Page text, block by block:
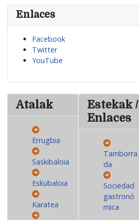
Enlaces
Facebook
Twitter
YouTube
Atalak
Errugbia
Saskibaloia
Eskubaloia
Karatea
Estekak /
Enlaces
Tamborra
da
Sociedad
gastronó
mica